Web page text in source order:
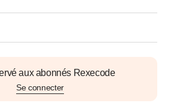
aux abonnés Rexecode
Se connecter